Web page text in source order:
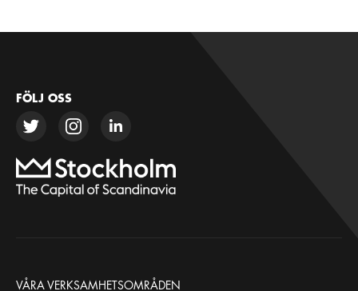
FÖLJ OSS
VÅRA VERKSAMHETSOMRÅDEN